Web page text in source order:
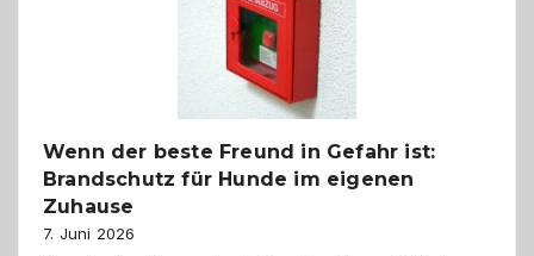
herzlich
gestalten
Wenn der beste Freund in Gefahr ist:
Brandschutz für Hunde im eigenen
Zuhause
7. Juni 2026